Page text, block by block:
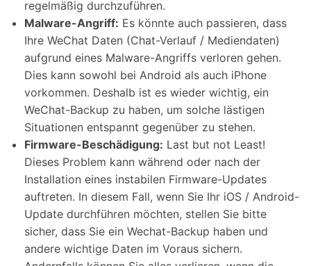
regelmäßig durchzuführen.
Malware-Angriff: Es könnte auch passieren, dass
Ihre WeChat Daten (Chat-Verlauf / Mediendaten)
aufgrund eines Malware-Angriffs verloren gehen.
Dies kann sowohl bei Android als auch iPhone
vorkommen. Deshalb ist es wieder wichtig, ein
WeChat-Backup zu haben, um solche lästigen
Situationen entspannt gegenüber zu stehen.
Firmware-Beschädigung: Last but not Least!
Dieses Problem kann während oder nach der
Installation eines instabilen Firmware-Updates
auftreten. In diesem Fall, wenn Sie Ihr iOS / Android-
Update durchführen möchten, stellen Sie bitte
sicher, dass Sie ein Wechat-Backup haben und
andere wichtige Daten im Voraus sichern.